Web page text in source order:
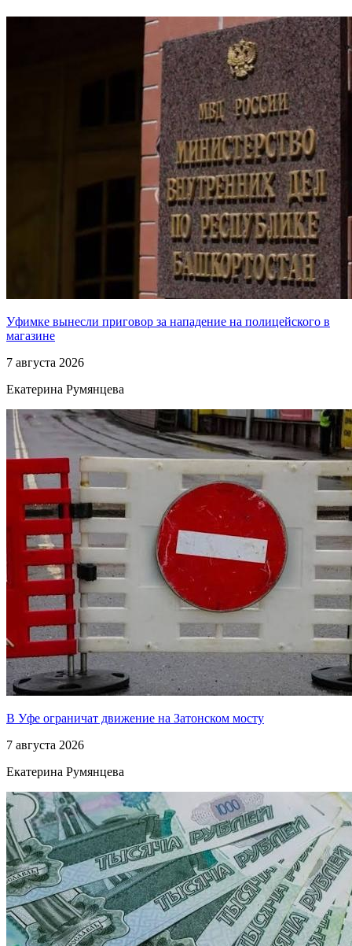
Уфимке вынесли приговор за нападение на полицейского в
магазине
7 августа 2026
Екатерина Румянцева
В Уфе ограничат движение на Затонском мосту
7 августа 2026
Екатерина Румянцева